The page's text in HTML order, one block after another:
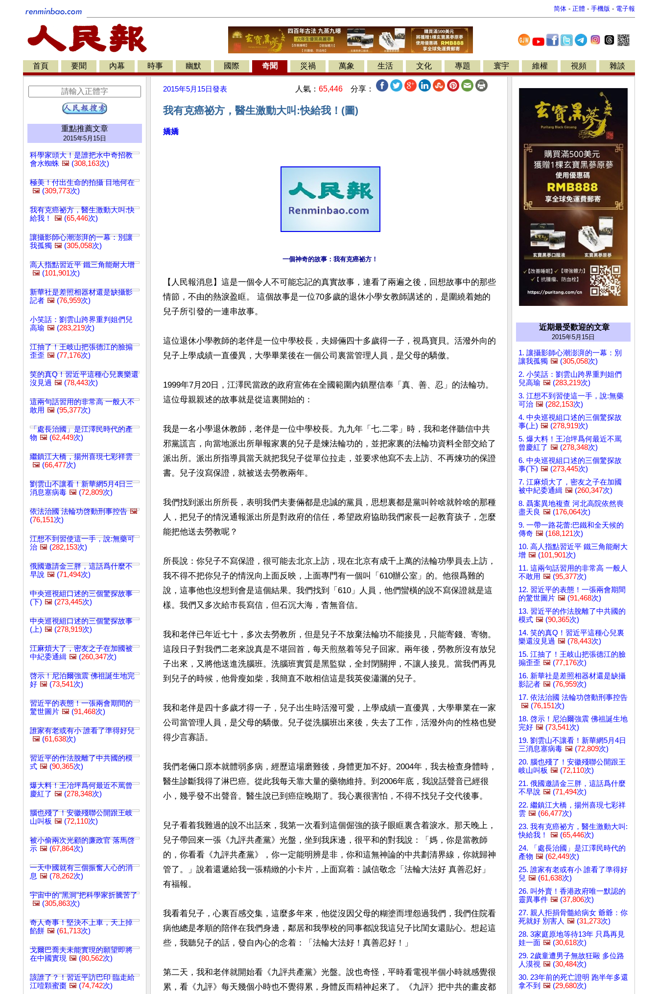
简体 - 正體 - 手機版 - 電子報
首頁 要聞 內幕 時事 幽默 國際 奇聞 災禍 萬象 生活 文化 專題 寰宇 維權 視頻 雜談
重點推薦文章
2015年5月15日
科學家頭大！是誰把水中奇招教
會水蜘蛛 🖼️ (308,163次)
極美！付出生命的拍攝 目地何在
🖼️ (309,773次)
我有克癌祕方，醫生激動大叫:快
給我！
🖼️ (65,446次)
讓攝影師心潮澎湃的一幕：別讓
我孤獨 🖼️ (305,058次)
高人指點習近平 鐵三角能耐大增
🖼️ (101,901次)
新華社是差照相器材還是缺攝影
記者 🖼️ (76,959次)
小笑話：劉雲山跨界重判姐們兒
高瑜 🖼️ (283,219次)
江抽了！王岐山把張德江的臉搧
歪歪 🖼️ (77,176次)
笑的真Q！習近平這種心兒裏樂還
沒見過 🖼️ (78,443次)
這兩句話習用的非常高 一般人不
敢用 🖼️ (95,377次)
「處長治國」是江澤民時代的產
物 🖼️ (62,449次)
繼鎮江大橋，揚州喜現七彩祥雲
🖼️ (66,477次)
劉雲山不讓看！新華網5月4日三
消息塞病毒 🖼️ (72,809次)
依法治國 法輪功啓動刑事控告 🖼️
(76,151次)
江想不到習使這一手，說:無藥可
治 🖼️ (282,153次)
俄國邀請金三胖，這話爲什麼不
早說 🖼️ (71,494次)
中央巡視組口述的三個驚探故事
(下) 🖼️ (273,445次)
中央巡視組口述的三個驚探故事
(上) 🖼️ (278,919次)
江麻煩大了，密友之子在加國被
中紀委通緝 🖼️ (260,347次)
啓示！尼泊爾強震 佛祖誕生地完
好 🖼️ (73,541次)
習近平的表態！一張兩會期間的
驚世圖片 🖼️ (91,468次)
誰家有老或有小 誰看了準得好兒
🖼️ (61,638次)
習近平的作法脫離了中共國的模
式 🖼️ (90,365次)
爆大料！王冶坪爲何最近不罵曾
慶紅了 🖼️ (278,348次)
腦也殘了！安徽殘聯公開跟王岐
山叫板 🖼️ (72,110次)
被小偷兩次光顧的廉政官 落馬啓
示 🖼️ (67,864次)
一天中國就有三個振奮人心的消
息 🖼️ (78,262次)
宇宙中的"黑洞"把科學家折騰苦了
🖼️ (305,863次)
奇人奇事！堅決不上車，天上掉
餡餅 🖼️ (61,713次)
戈爾巴喬夫未能實現的願望即將
在中國實現 🖼️ (80,562次)
該誰了？！習近平訪巴印 臨走給
江噎顆蜜棗 🖼️ (74,742次)
2015年5月15日發表 人氣： 65,446 分享：
我有克癌祕方，醫生激動大叫:快給我！(圖)
嬌嬌
一個神奇的故事：我有克癌祕方！
【人民報消息】這是一個令人不可能忘記的真實故事，連看了兩遍之後，回想故事中的那些
情節，不由的熱淚盈眶。 這個故事是一位70多歲的退休小學女教師講述的，是圍繞着她的
兒子所引發的一連串故事。
這位退休小學教師的老伴是一位中學校長，夫婦倆四十多歲得一子，視爲寶貝。活潑外向的
兒子上學成績一直優異，大學畢業後在一個公司裏當管理人員，是父母的驕傲。
1999年7月20日，江澤民當政的政府宣佈在全國範圍內鎮壓信奉「真、善、忍」的法輪功。
這位母親親述的故事就是從這裏開始的：
我是一名小學退休教師，老伴是一位中學校長。九九年「七.二零」時，我和老伴聽信中共
邪黨謊言，向當地派出所舉報家裏的兒子是煉法輪功的，並把家裏的法輪功資料全部交給了
派出所。派出所指導員當天就把我兒子從單位拉走，並要求他寫不去上訪、不再煉功的保證
書。兒子沒寫保證，就被送去勞教兩年。
我們找到派出所所長，表明我們夫妻倆都是忠誠的黨員，思想裏都是黨叫幹啥就幹啥的那種
人，把兒子的情況通報派出所是對政府的信任，希望政府協助我們家長一起教育孩子，怎麼
能把他送去勞教呢？
所長說：你兒子不寫保證，很可能去北京上訪，現在北京有成千上萬的法輪功學員去上訪，
我不得不把你兒子的情況向上面反映，上面專門有一個叫「610辦公室」的。他很爲難的
說，這事他也沒想到會是這個結果。我們找到「610」人員，他們蠻橫的說不寫保證就是這
樣。我們又多次給市長寫信，但石沉大海，杳無音信。
我和老伴已年近七十，多次去勞教所，但是兒子不放棄法輪功不能接見，只能寄錢、寄物。
這段日子對我們二老來說真是不堪回首，每天煎熬着等兒子回家。兩年後，勞教所沒有放兒
子出來，又將他送進洗腦班。洗腦班實質是黑監獄，全封閉關押，不讓人接見。當我們再見
到兒子的時候，他骨瘦如柴，我簡直不敢相信這是我英俊瀟灑的兒子。
我和老伴是四十多歲才得一子，兒子出生時活潑可愛，上學成績一直優異，大學畢業在一家
公司當管理人員，是父母的驕傲。兒子從洗腦班出來後，失去了工作，活潑外向的性格也變
得少言寡語。
我們老倆口原本就體弱多病，經歷這場磨難後，身體更加不好。2004年，我去檢查身體時，
醫生診斷我得了淋巴癌。從此我每天靠大量的藥物維持。到2006年底，我說話聲音已經很
小，幾乎發不出聲音。醫生說已到癌症晚期了。我心裏很害怕，不得不找兒子交代後事。
兒子看着我難過的說不出話來，我第一次看到這個倔強的孩子眼眶裏含着淚水。那天晚上，
兒子帶回來一張《九評共產黨》光盤，坐到我床邊，很平和的對我說：「媽，你是當教師
的，你看看《九評共產黨》，你一定能明辨是非，你和這無神論的中共劃清界線，你就歸神
管了。」說着還遞給我一張精緻的小卡片，上面寫着：誠信敬念「法輪大法好 真善忍好」
有福報。
我看着兒子，心裏百感交集，這麼多年來，他從沒因父母的糊塗而埋怨過我們，我們住院看
病他總是孝順的陪伴在我們身邊，鄰居和我學校的同事都說我這兒子比閨女還貼心。想起這
些，我聽兒子的話，發自內心的念着：「法輪大法好！真善忍好！」
第二天，我和老伴就開始看《九評共產黨》光盤。說也奇怪，平時看電視半個小時就感覺很
累，看《九評》每天幾個小時也不覺得累，身體反而精神起來了。《九評》把中共的畫皮都
近期最受歡迎的文章
2015年5月15日
1. 讓攝影師心潮澎湃的一幕：別
讓我孤獨 🖼️ (305,058次)
2. 小笑話：劉雲山跨界重判姐們
兒高瑜 🖼️ (283,219次)
3. 江想不到習使這一手，說:無藥
可治 🖼️ (282,153次)
4. 中央巡視組口述的三個驚探故
事(上) 🖼️ (278,919次)
5. 爆大料！王冶坪爲何最近不罵
曾慶紅了 🖼️ (278,348次)
6. 中央巡視組口述的三個驚探故
事(下) 🖼️ (273,445次)
7. 江麻煩大了，密友之子在加國
被中紀委通緝 🖼️ (260,347次)
8. 聶案異地複查 河北高院依然喪
盡天良 🖼️ (176,064次)
9. 一帶一路花蕾:巴鐵和全天候的
傳奇 🖼️ (168,121次)
10. 高人指點習近平 鐵三角能耐大
增 🖼️ (101,901次)
11. 這兩句話習用的非常高 一般人
不敢用 🖼️ (95,377次)
12. 習近平的表態！一張兩會期間
的驚世圖片 🖼️ (91,468次)
13. 習近平的作法脫離了中共國的
模式 🖼️ (90,365次)
14. 笑的真Q！習近平這種心兒裏
樂還沒見過 🖼️ (78,443次)
15. 江抽了！王岐山把張德江的臉
搧歪歪 🖼️ (77,176次)
16. 新華社是差照相器材還是缺攝
影記者 🖼️ (76,959次)
17. 依法治國 法輪功啓動刑事控告
🖼️ (76,151次)
18. 啓示！尼泊爾強震 佛祖誕生地
完好 🖼️ (73,541次)
19. 劉雲山不讓看！新華網5月4日
三消息塞病毒 🖼️ (72,809次)
20. 腦也殘了！安徽殘聯公開跟王
岐山叫板 🖼️ (72,110次)
21. 俄國邀請金三胖，這話爲什麼
不早說 🖼️ (71,494次)
22. 繼鎮江大橋，揚州喜現七彩祥
雲 🖼️ (66,477次)
23. 我有克癌祕方，醫生激動大叫:
快給我！
🖼️ (65,446次)
24. 「處長治國」是江澤民時代的
產物 🖼️ (62,449次)
25. 誰家有老或有小 誰看了準得好
兒 🖼️ (61,638次)
26. 叫外賣！香港政府唯一默認的
靈異事件 🖼️ (37,806次)
27. 親人拒捐骨髓給病女 爺爺：你
死就好 別害人 🖼️ (31,273次)
28. 3家庭原地等待13年 只爲再見
娃一面 🖼️ (30,618次)
29. 2歲童遭男子無故狂毆 多位路
人漠視 🖼️ (30,484次)
30. 23年前的死亡證明 跑半年多還
拿不到 🖼️ (29,680次)